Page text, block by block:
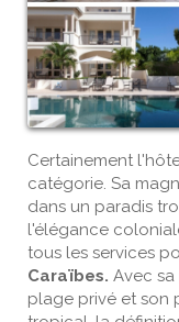
Certainement
catégorie. Sa
dans un paradis
l'élégance
tous les services
Caraïbes. Avec
plage privé et son